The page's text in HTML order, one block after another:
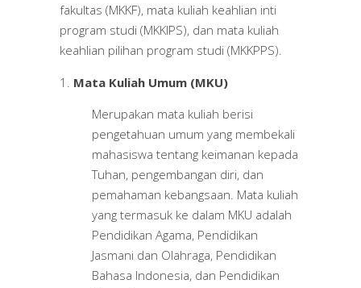
fakultas (MKKF), mata kuliah keahlian inti
program studi (MKKIPS), dan mata kuliah
keahlian pilihan program studi (MKKPPS).
Mata Kuliah Umum (MKU)
Merupakan mata kuliah berisi
pengetahuan umum yang membekali
mahasiswa tentang keimanan kepada
Tuhan, pengembangan diri, dan
pemahaman kebangsaan. Mata kuliah
yang termasuk ke dalam MKU adalah
Pendidikan Agama, Pendidikan
Jasmani dan Olahraga, Pendidikan
Bahasa Indonesia, dan Pendidikan